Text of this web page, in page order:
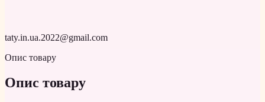
taty.in.ua.2022@gmail.com
Опис товару
Опис товару